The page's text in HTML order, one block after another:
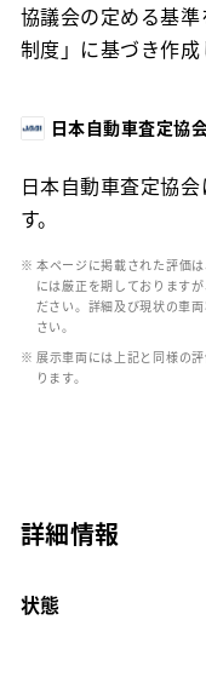
協議会の定める基
制度」に基づき作成
日本自動車査定協
日本自動車査定協
す。
※ 本ページに掲載された評価
には厳正を期しております
ださい。詳細及び現状の車
さい。
※ 展示車両には上記と同様の
ります。
詳細情報
状態